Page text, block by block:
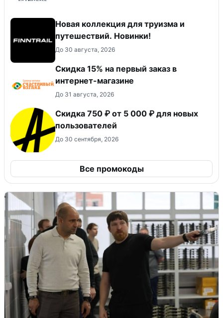
Новая коллекция для труизма и
путешествий. Новинки!
До 30 августа, 2026
Скидка 15% на первый заказ в
интернет-магазине
До 31 августа, 2026
Скидка 750 ₽ от 5 000 ₽ для новых
пользователей
До 30 сентября, 2026
Все промокоды